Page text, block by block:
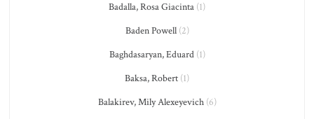
Badalla, Rosa Giacinta (1)
Baden Powell(2)
Baghdasaryan, Eduard(1)
Baksa, Robert (1)
Balakirev, Mily Alexeyevich(6)